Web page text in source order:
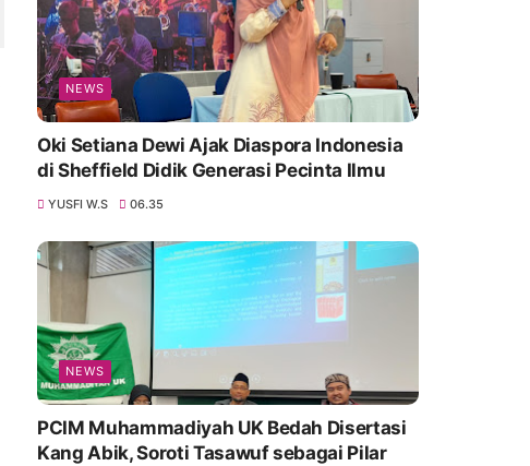
NEWS
Oki Setiana Dewi Ajak Diaspora Indonesia
di Sheffield Didik Generasi Pecinta Ilmu
YUSFI W.S 06.35
NEWS
PCIM Muhammadiyah UK Bedah Disertasi
Kang Abik, Soroti Tasawuf sebagai Pilar